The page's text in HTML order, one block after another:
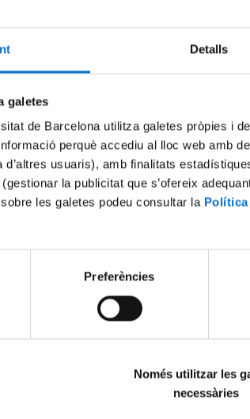
Detalls
galetes
de Barcelona utilitza galetes pròpies i
perquè accediu al lloc web amb
d’altres usuaris), amb finalitats
la publicitat que s’ofereix
les galetes podeu consultar la
Preferències
Només utilitzar les
necessàries
Try again